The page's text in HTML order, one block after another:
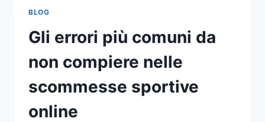
PULIZIA
DELLE
APPARECCHIATURE
DA
BLOG
Gli errori più comuni da
non compiere nelle
scommesse sportive
online